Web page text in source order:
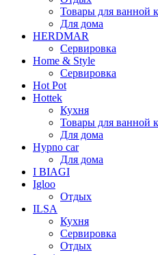
Товары для ванной
Для дома
HERDMAR
Сервировка
Home & Style
Сервировка
Hot Pot
Hottek
Кухня
Товары для ванной
Для дома
Hypno car
Для дома
I BIAGI
Igloo
Отдых
ILSA
Кухня
Сервировка
Отдых